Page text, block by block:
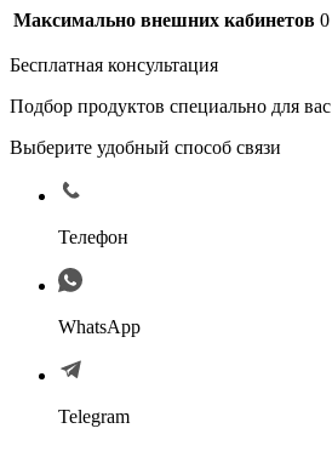
Максимально внешних кабинетов 0
Бесплатная консультация
Подбор продуктов специально для вас
Выберите удобный способ связи
Телефон
WhatsApp
Telegram